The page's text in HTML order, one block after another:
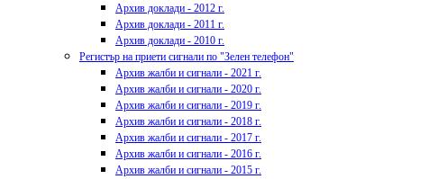
Архив доклади - 2012 г.
Архив доклади - 2011 г.
Архив доклади - 2010 г.
Регистър на приети сигнали по "Зелен телефон"
Архив жалби и сигнали - 2021 г.
Архив жалби и сигнали - 2020 г.
Архив жалби и сигнали - 2019 г.
Архив жалби и сигнали - 2018 г.
Архив жалби и сигнали - 2017 г.
Архив жалби и сигнали - 2016 г.
Архив жалби и сигнали - 2015 г.